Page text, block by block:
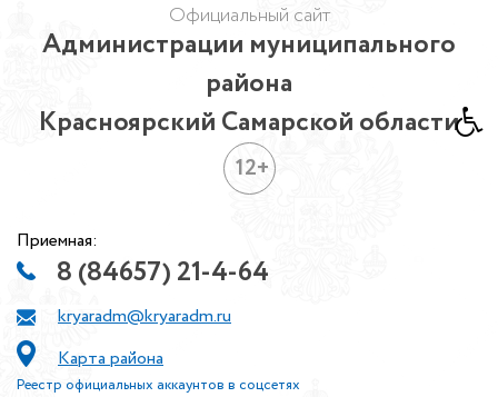
Официальный сайт
Администрации муниципального
района
Красноярский Самарской области
12+
Приемная:
8 (84657) 21-4-64
kryaradm@kryaradm.ru
Карта района
Реестр официальных аккаунтов в соцсетях